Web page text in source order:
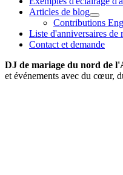
Articles de blog
Contributions
Liste d'anniversaires de
Contact et demande
DJ de mariage du nord de
et événements avec du cœur,